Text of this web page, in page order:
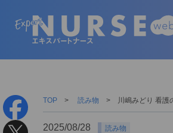
TOP 読み物 川嶋みどり 看護
2025/08/28 読み物